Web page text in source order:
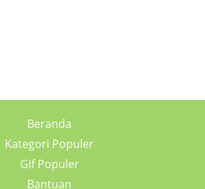
Beranda
Kategori Populer
Gif Populer
Bantuan